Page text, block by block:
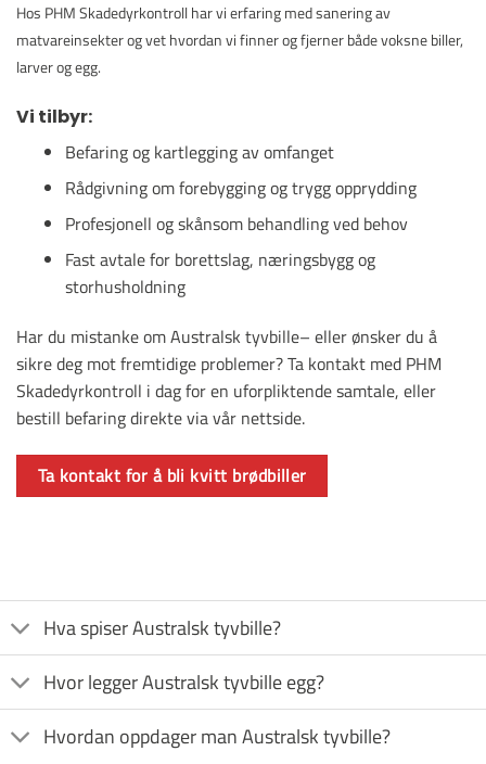
Hos PHM Skadedyrkontroll har vi erfaring med sanering av
matvareinsekter og vet hvordan vi finner og fjerner både voksne biller,
larver og egg.
Vi tilbyr:
Befaring og kartlegging av omfanget
Rådgivning om forebygging og trygg opprydding
Profesjonell og skånsom behandling ved behov
Fast avtale for borettslag, næringsbygg og
storhusholdning
Har du mistanke om Australsk tyvbille– eller ønsker du å
sikre deg mot fremtidige problemer? Ta kontakt med PHM
Skadedyrkontroll i dag for en uforpliktende samtale, eller
bestill befaring direkte via vår nettside.
Ta kontakt for å bli kvitt brødbiller
Hva spiser Australsk tyvbille?
Hvor legger Australsk tyvbille egg?
Hvordan oppdager man Australsk tyvbille?